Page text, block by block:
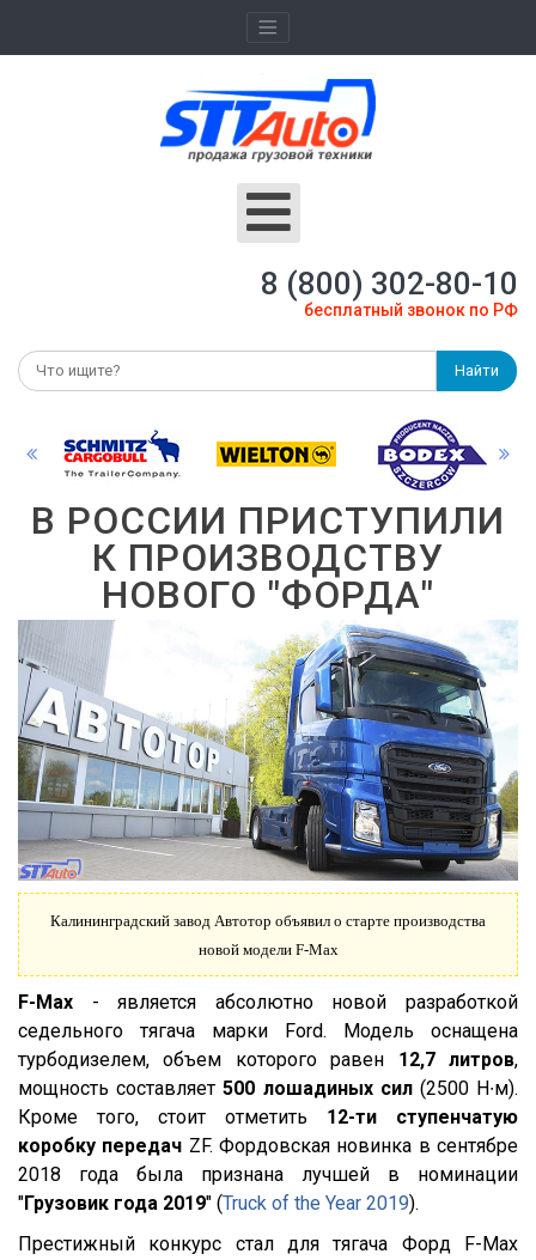
8 (800) 302-80-10
бесплатный звонок по РФ
Найти
В РОССИИ ПРИСТУПИЛИ
К ПРОИЗВОДСТВУ
НОВОГО "ФОРДА"
Калининградский завод Автотор объявил о старте производства
новой модели F-Max
F-Max - является абсолютно новой разработкой
седельного тягача марки Ford. Модель оснащена
турбодизелем, объем которого равен 12,7 литров,
мощность составляет500 лошадиных сил(2500 H∙м).
Кроме того, стоит отметить 12-ти ступенчатую
коробку передач ZF. Фордовская новинка в сентябре
2018 года была признана лучшей в номинации
"Грузовик года 2019" (Truck of the Year 2019).
Престижный конкурс стал для тягача Форд F-Max